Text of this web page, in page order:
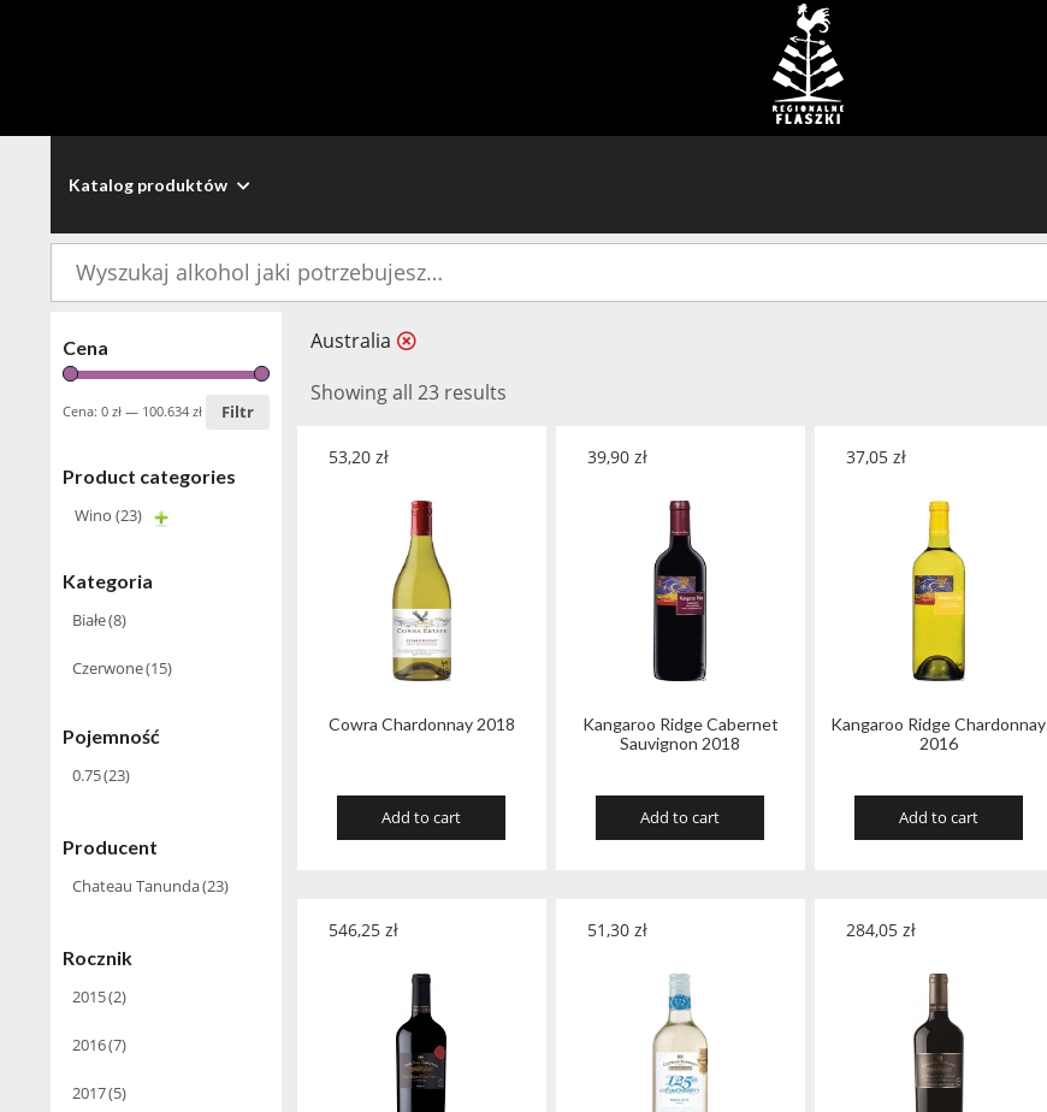
Katalog produktów
Cena
Filtr
Cena: 0 zł — 100.634 zł
Product categories
Wino (23)
Kategoria
Białe(8)
Czerwone(15)
Pojemność
0.75(23)
Producent
Chateau Tanunda(23)
Rocznik
2015(2)
2016(7)
2017(5)
Australia
Showing all 23 results
Cowra Chardonnay 2018
53,20 zł
Add to cart
Kangaroo Ridge Cabernet
Sauvignon 2018
39,90 zł
Add to cart
Kangaroo Ridge Chardonnay
2016
37,05 zł
Add to cart
546,25 zł 51,30 zł 284,05 zł